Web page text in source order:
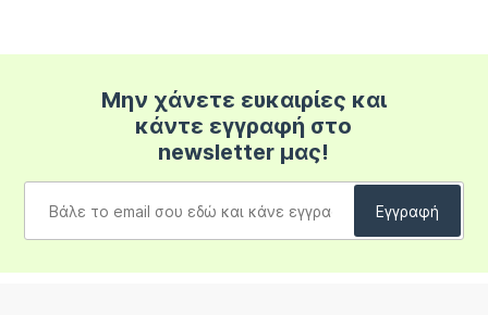
Μην χάνετε ευκαιρίες και
κάντε εγγραφή στο
newsletter μας!